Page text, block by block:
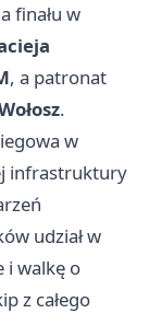
finału w
, a patronat
.
w
infrastruktury
udział w
i walkę o
z całego